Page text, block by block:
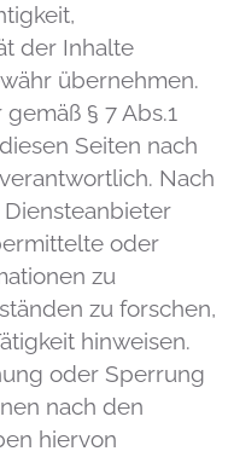
der Inhalte
übernehmen.
§ 7 Abs.1
Seiten nach
Nach
Diensteanbieter
oder
zu
zu forschen,
hinweisen.
oder Sperrung
nach den
hiervon